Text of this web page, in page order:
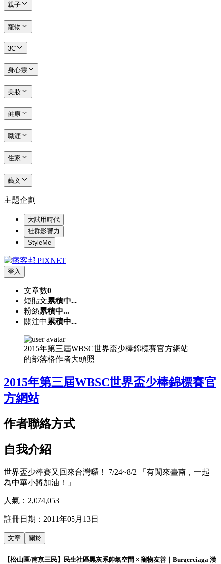
親子
寵物
3C
身心靈
美妝
健康
職涯
住家
藝文
主題企劃
大試用時代
社群影響力
StyleMe
登入
文章數0
短貼文累積中...
粉絲累積中...
關注中 累積中...
2015年第三屆WBSC世界盃少棒錦標賽官方網站
的部落格作者大頭照
2015年第三屆WBSC世界盃少棒錦標賽官
方網站
作者聯絡方式
自我介紹
世界盃少棒賽又回來台灣囉！ 7/24~8/2 「有閒來臺南，一起
為中華小將加油！」
人氣： 2,074,053
註冊日期： 2011年05月13日
文章 關於
【松山區/南京三民】民生社區黑灰系帥氣空間 × 寵物友善｜Burgerciaga 漢